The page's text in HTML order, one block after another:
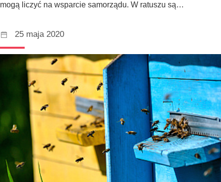
mogą liczyć na wsparcie samorządu. W ratuszu są…
25 maja 2020